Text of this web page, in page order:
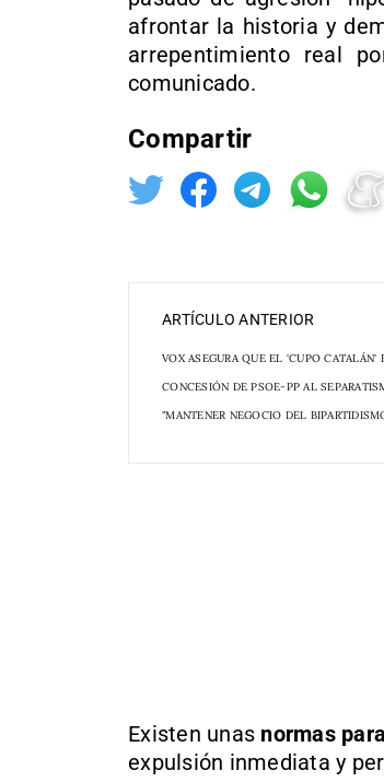
afrontar la historia y
arrepentimiento real
comunicado.
Compartir
ARTÍCULO ANTERIOR
VOX ASEGURA QUE EL 'CUPO CATALÁN'
CONCESIÓN DE PSOE-PP AL
"MANTENER NEGOCIO DEL
Existen unas normas
expulsión inmediata y